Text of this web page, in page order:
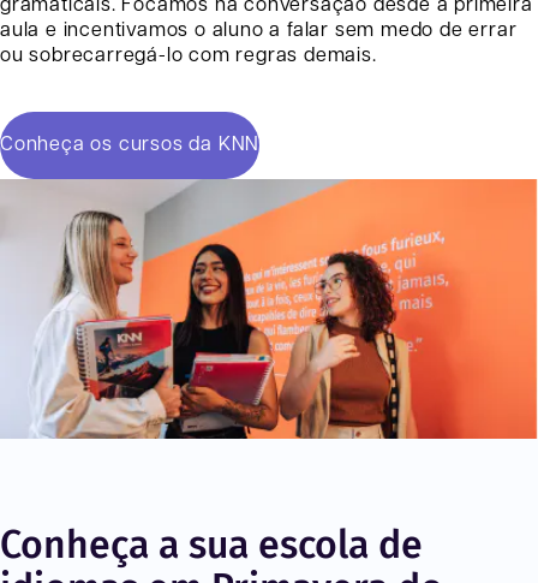
gramaticais. Focamos na conversação desde a primeira
aula e incentivamos o aluno a falar sem medo de errar
ou sobrecarregá-lo com regras demais.
Conheça os cursos da KNN
Conheça a sua escola de